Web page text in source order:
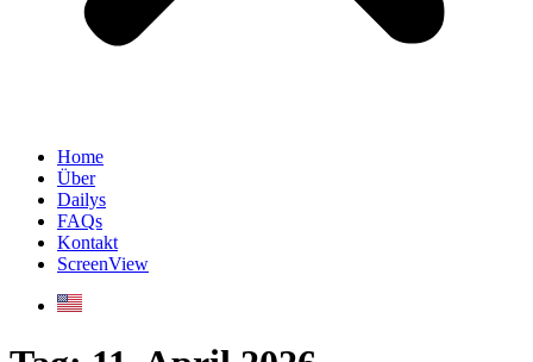
Home
Über
Dailys
FAQs
Kontakt
ScreenView